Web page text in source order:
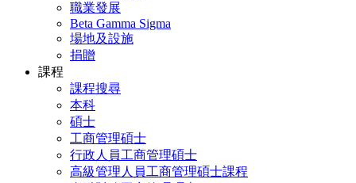
職業發展
Beta Gamma Sigma
場地及設施
捐贈
課程
課程搜尋
本科
碩士
工商管理碩士
行政人員工商管理碩士
高級管理人員工商管理碩士課程